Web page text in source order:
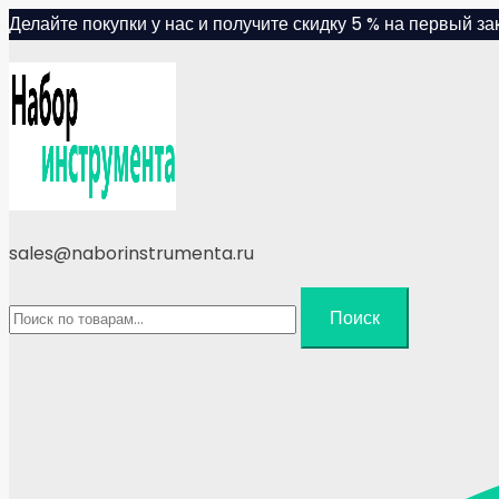
Skip
content
Делайте покупки у нас и получите скидку 5 % на первый
sales@naborinstrumenta.ru
Искать:
Поиск